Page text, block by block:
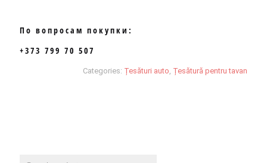
По вопросам покупки:
+373 799 70 507
Categories: Țesături auto, Țesătură pentru tavan